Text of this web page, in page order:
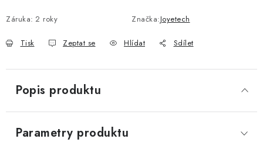
Záruka: 2 roky Značka:Joyetech
Tisk Zeptat se Hlídat Sdílet
Popis produktu
Parametry produktu